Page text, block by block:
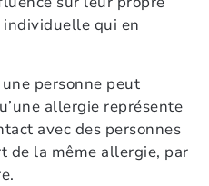
qui en
personne peut
allergie représente
avec des personnes
de la même allergie, par